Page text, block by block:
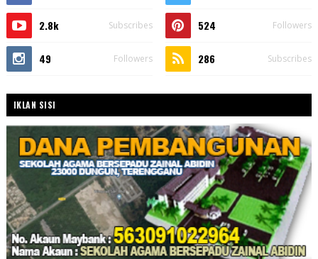
2.8k Subscribes 524 Followers
49 Followers 286 Subscribes
IKLAN SISI